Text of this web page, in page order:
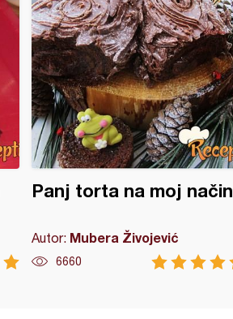
Panj torta na moj način
Autor: Mubera Živojević
6660